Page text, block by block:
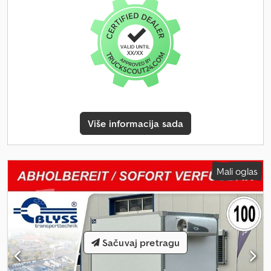
sa četvorostrukim štangama za zaključavanje Rashladna jedinica:
Carrier Supra 850 Dkodszcuhmepfx Apbor Dizel / elektro (380 V)
Cene odvojeno: - za lafetu: 4.900 € neto - za rashladni sanduk:
6.500 € neto - vozila iz Nemačke! - Tehnički pregled / kontrola: po
želji i uz doplatu novo! - Zadržavamo pravo na greške i
Više informacija sada
Mali oglas
Sačuvaj pretragu